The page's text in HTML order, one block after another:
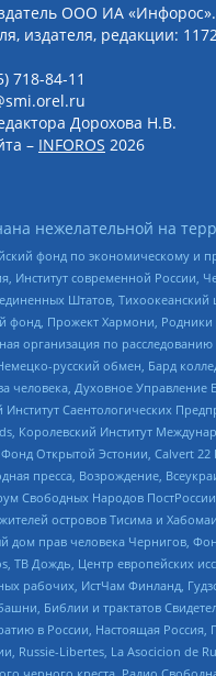
ООО ИА «Инфорос».
издателя, редакции:
718-84-11
Дорохова Н.В.
– INFOROS 2026
нежелательной на
фонд по экономическому и
Институт современной России,
Штатов,
Прожект Хармони,
организация по
русский обмен, Бард
Духовное Управление
Саентологических
Королевский Институт
Открытой Эстонии, Calvert 22
пресса, Возрождение,
Народов
островов Тисима и
дом прав человека Чернигов,
ТВ Дождь, Центр европейских
рабочих, ИстЧам Финланд,
Библии и трактатов
в России, Настоящая Россия,
Libertes, La Asocicion de